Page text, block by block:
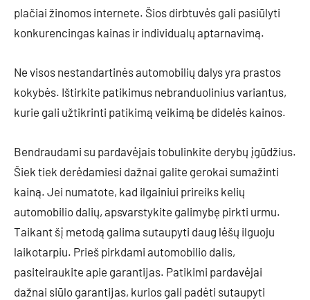
plačiai žinomos internete. Šios dirbtuvės gali pasiūlyti
konkurencingas kainas ir individualų aptarnavimą.
Ne visos nestandartinės automobilių dalys yra prastos
kokybės. Ištirkite patikimus nebranduolinius variantus,
kurie gali užtikrinti patikimą veikimą be didelės kainos.
Bendraudami su pardavėjais tobulinkite derybų įgūdžius.
Šiek tiek derėdamiesi dažnai galite gerokai sumažinti
kainą. Jei numatote, kad ilgainiui prireiks kelių
automobilio dalių, apsvarstykite galimybę pirkti urmu.
Taikant šį metodą galima sutaupyti daug lėšų ilguoju
laikotarpiu. Prieš pirkdami automobilio dalis,
pasiteiraukite apie garantijas. Patikimi pardavėjai
dažnai siūlo garantijas, kurios gali padėti sutaupyti